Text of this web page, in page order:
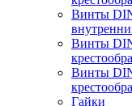
Винты
Винты
Винты
Гайки